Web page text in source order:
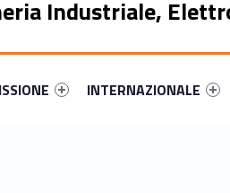
Industriale,
22917-39
#link-menu-primary-71704-51
Link identifier #link-
INTERNAZIONALE